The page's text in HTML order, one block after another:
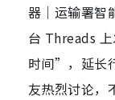
器｜运输署智
台 Threads
时间”，延长
友热烈讨论，